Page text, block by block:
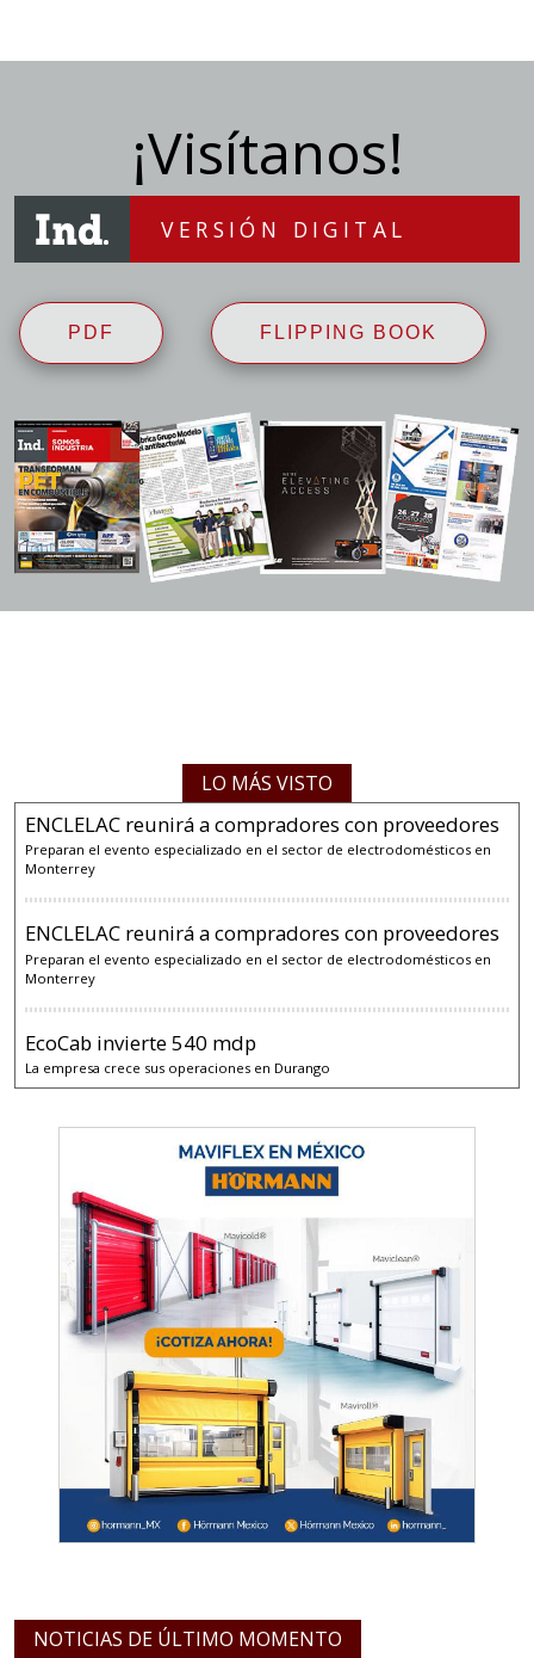
¡Visítanos!
VERSIÓN DIGITAL
PDF FLIPPING BOOK
LO MÁS VISTO
ENCLELAC reunirá a compradores con proveedores
Preparan el evento especializado en el sector de electrodomésticos en
Monterrey
ENCLELAC reunirá a compradores con proveedores
Preparan el evento especializado en el sector de electrodomésticos en
Monterrey
EcoCab invierte 540 mdp
La empresa crece sus operaciones en Durango
NOTICIAS DE ÚLTIMO MOMENTO